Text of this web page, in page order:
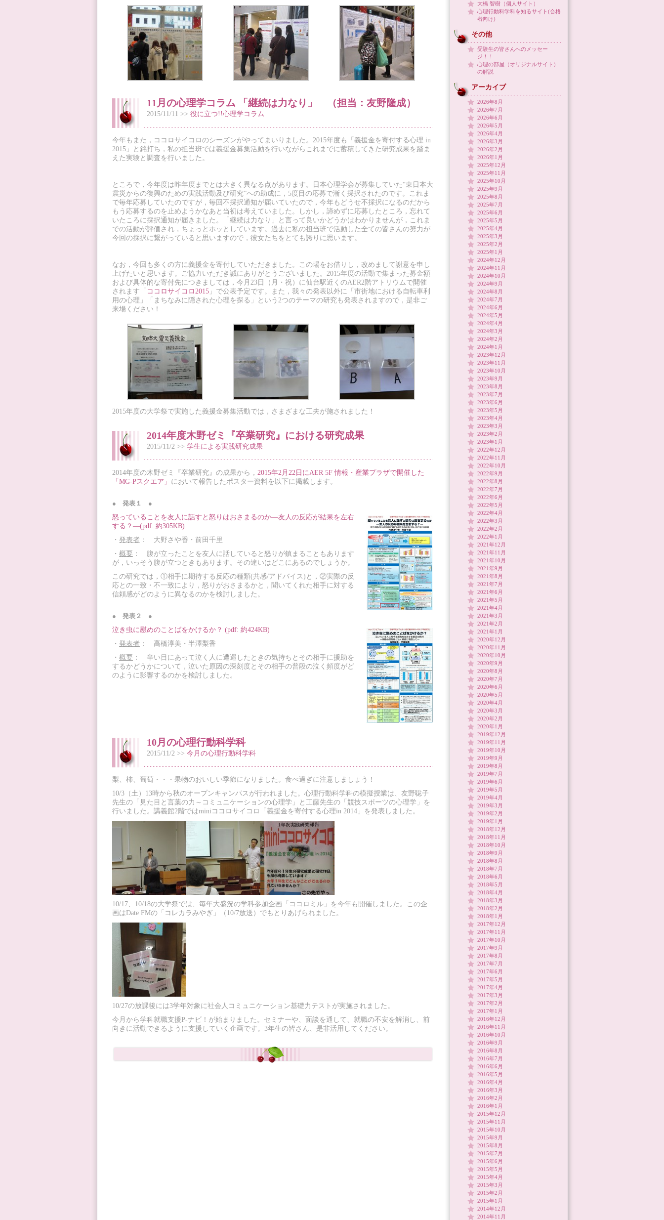
11月の心理学コラム 「継続は力なり」 （担当：友野隆成）
2015/11/11 >> 役に立つ!!心理学コラム
今年もまた，ココロサイコロのシーズンがやってまいりました。2015年度も「義援金を寄付する心理 in
2015」と銘打ち，私の担当班では義援金募集活動を行いながらこれまでに蓄積してきた研究成果を踏ま
えた実験と調査を行いました。
ところで，今年度は昨年度までとは大きく異なる点があります。日本心理学会が募集していた“東日本大
震災からの復興のための実践活動及び研究”への助成に，5度目の応募で漸く採択されたのです。これま
で毎年応募していたのですが，毎回不採択通知が届いていたので，今年もどうせ不採択になるのだから
もう応募するのを止めようかなあと当初は考えていました。しかし，諦めずに応募したところ，忘れて
いたころに採択通知が届きました。「継続は力なり」と言って良いかどうかはわかりませんが，これま
での活動が評価され，ちょっとホッとしています。過去に私の担当班で活動した全ての皆さんの努力が
今回の採択に繋がっていると思いますので，彼女たちをとても誇りに思います。
なお，今回も多くの方に義援金を寄付していただきました。この場をお借りし，改めまして謝意を申し
上げたいと思います。ご協力いただき誠にありがとうございました。2015年度の活動で集まった募金額
および具体的な寄付先につきましては，今月23日（月・祝）に仙台駅近くのAER2階アトリウムで開催
されます「 ココロサイコロ2015 」で公表予定です。また，我々の発表以外に「市街地における自転車利
用の心理」「まちなみに隠された心理を探る」という2つのテーマの研究も発表されますので，是非ご
来場ください！
2015年度の大学祭で実施した義援金募集活動では，さまざまな工夫が施されました！
2014年度木野ゼミ『卒業研究』における研究成果
2015/11/2 >> 学生による実践研究成果
2014年度の木野ゼミ『卒業研究』の成果から， 2015年2月22日にAER 5F 情報・産業プラザで開催した
「MG-Pスクエア」 において報告したポスター資料を以下に掲載します。
● 発表１ ●
怒っていることを友人に話すと怒りはおさまるのか―友人の反応が結果を左右
する？―(pdf: 約305KB)
・ 発表者 ： 大野さや香・前田千里
・ 概要 ： 腹が立ったことを友人に話していると怒りが鎮まることもあります
が，いっそう腹が立つときもあります。その違いはどこにあるのでしょうか。
この研究では，①相手に期待する反応の種類(共感/アドバイス)と，②実際の反
応との一致・不一致により，怒りがおさまるかと，聞いてくれた相手に対する
信頼感がどのように異なるのかを検討しました。
● 発表２ ●
泣き虫に慰めのことばをかけるか？ (pdf: 約424KB)
・ 発表者 ： 高橋淳美・半澤梨香
・ 概要 ： 辛い目にあって泣く人に遭遇したときの気持ちとその相手に援助を
するかどうかについて，泣いた原因の深刻度とその相手の普段の泣く頻度がど
のように影響するのかを検討しました。
10月の心理行動科学科
2015/11/2 >> 今月の心理行動科学科
梨、柿、葡萄・・・果物のおいしい季節になりました。食べ過ぎに注意しましょう！
10/3（土）13時から秋のオープンキャンパスが行われました。心理行動科学科の模擬授業は、友野聡子
先生の「見た目と言葉の力～コミュニケーションの心理学」と工藤先生の「競技スポーツの心理学」を
行いました。講義館2階ではminiココロサイコロ「義援金を寄付する心理in 2014」を発表しました。
10/17、10/18の大学祭では、毎年大盛況の学科参加企画「ココロミル」を今年も開催しました。この企
画はDate FMの「コレカラみやぎ」（10/7放送）でもとりあげられました。
10/27の放課後には3学年対象に社会人コミュニケーション基礎力テストが実施されました。
今月から学科就職支援P-ナビ！が始まりました。セミナーや、面談を通して、就職の不安を解消し、前
向きに活動できるように支援していく企画です。3年生の皆さん、是非活用してください。
大橋 智樹（個人サイト）
心理行動科学科を知るサイト(合格
者向け)
その他
受験生の皆さんへのメッセー
ジ！！
心理の部屋（オリジナルサイト）
の解説
アーカイブ
2026年8月
2026年7月
2026年6月
2026年5月
2026年4月
2026年3月
2026年2月
2026年1月
2025年12月
2025年11月
2025年10月
2025年9月
2025年8月
2025年7月
2025年6月
2025年5月
2025年4月
2025年3月
2025年2月
2025年1月
2024年12月
2024年11月
2024年10月
2024年9月
2024年8月
2024年7月
2024年6月
2024年5月
2024年4月
2024年3月
2024年2月
2024年1月
2023年12月
2023年11月
2023年10月
2023年9月
2023年8月
2023年7月
2023年6月
2023年5月
2023年4月
2023年3月
2023年2月
2023年1月
2022年12月
2022年11月
2022年10月
2022年9月
2022年8月
2022年7月
2022年6月
2022年5月
2022年4月
2022年3月
2022年2月
2022年1月
2021年12月
2021年11月
2021年10月
2021年9月
2021年8月
2021年7月
2021年6月
2021年5月
2021年4月
2021年3月
2021年2月
2021年1月
2020年12月
2020年11月
2020年10月
2020年9月
2020年8月
2020年7月
2020年6月
2020年5月
2020年4月
2020年3月
2020年2月
2020年1月
2019年12月
2019年11月
2019年10月
2019年9月
2019年8月
2019年7月
2019年6月
2019年5月
2019年4月
2019年3月
2019年2月
2019年1月
2018年12月
2018年11月
2018年10月
2018年9月
2018年8月
2018年7月
2018年6月
2018年5月
2018年4月
2018年3月
2018年2月
2018年1月
2017年12月
2017年11月
2017年10月
2017年9月
2017年8月
2017年7月
2017年6月
2017年5月
2017年4月
2017年3月
2017年2月
2017年1月
2016年12月
2016年11月
2016年10月
2016年9月
2016年8月
2016年7月
2016年6月
2016年5月
2016年4月
2016年3月
2016年2月
2016年1月
2015年12月
2015年11月
2015年10月
2015年9月
2015年8月
2015年7月
2015年6月
2015年5月
2015年4月
2015年3月
2015年2月
2015年1月
2014年12月
2014年11月